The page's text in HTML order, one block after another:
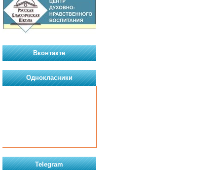
Вконтакте
Однокласники
Telegram